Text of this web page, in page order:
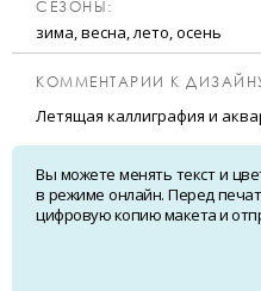
CЕЗОНЫ:
зима, весна, лето, осень
КОММЕНТАРИИ К
Летящая каллиграфия и
Вы можете менять текст и
в режиме онлайн. Перед
цифровую копию макета и